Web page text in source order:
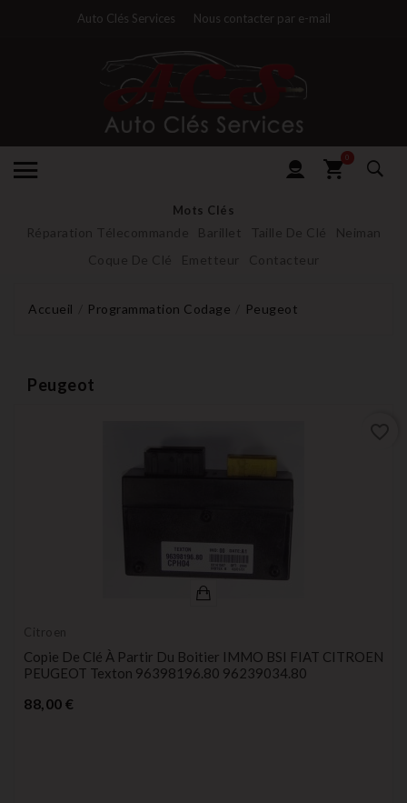
Auto Clés Services Nous contacter par e-mail
0
Mots Clés
Réparation Télecommande Barillet Taille De Clé
Neiman
Coque De Clé
Emetteur Contacteur
Accueil Programmation Codage Peugeot
Peugeot
Citroen
Copie De Clé À Partir Du Boitier IMMO BSI FIAT CITROEN
PEUGEOT Texton 96398196.80 96239034.80
88,00 €